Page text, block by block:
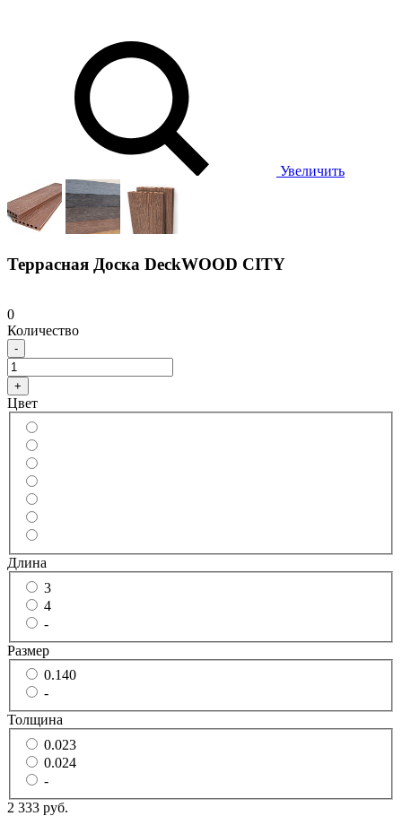
Увеличить
Террасная Доска DeckWOOD CITY
0
Количество
-
+
Цвет
Длина
3
4
-
Размер
0.140
-
Толщина
0.023
0.024
-
2 333 руб.